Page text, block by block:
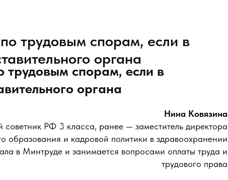
трудовым спорам, если в
органа
трудовым спорам, если в
органа
Нина Ковязина
советник РФ 3 класса, ранее — заместитель директора
образования и кадровой политики в здравоохранении
в Минтруде и занимается вопросами оплаты труда и
трудового права